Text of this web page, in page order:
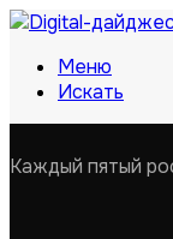
Меню
Искать
Каждый пятый